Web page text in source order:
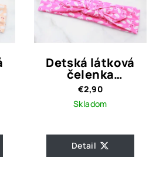
Detská látková
čelenka
cyklámenová s
labuťami
€2,90
Skladom
Detail